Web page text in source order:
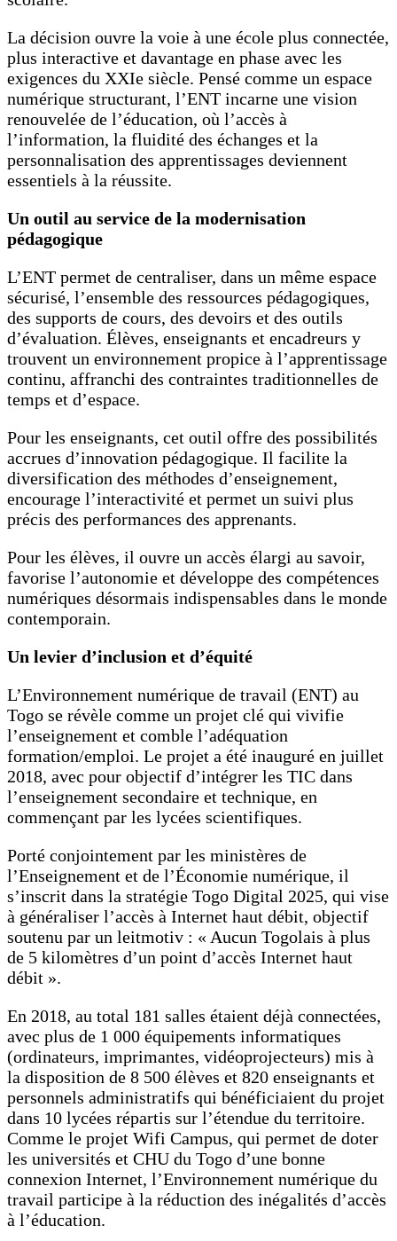
La décision ouvre la voie à une école plus connectée,
plus interactive et davantage en phase avec les
exigences du XXIe siècle. Pensé comme un espace
numérique structurant, l’ENT incarne une vision
renouvelée de l’éducation, où l’accès à
l’information, la fluidité des échanges et la
personnalisation des apprentissages deviennent
essentiels à la réussite.
Un outil au service de la modernisation
pédagogique
L’ENT permet de centraliser, dans un même espace
sécurisé, l’ensemble des ressources pédagogiques,
des supports de cours, des devoirs et des outils
d’évaluation. Élèves, enseignants et encadreurs y
trouvent un environnement propice à l’apprentissage
continu, affranchi des contraintes traditionnelles de
temps et d’espace.
Pour les enseignants, cet outil offre des possibilités
accrues d’innovation pédagogique. Il facilite la
diversification des méthodes d’enseignement,
encourage l’interactivité et permet un suivi plus
précis des performances des apprenants.
Pour les élèves, il ouvre un accès élargi au savoir,
favorise l’autonomie et développe des compétences
numériques désormais indispensables dans le monde
contemporain.
Un levier d’inclusion et d’équité
L’Environnement numérique de travail (ENT) au
Togo se révèle comme un projet clé qui vivifie
l’enseignement et comble l’adéquation
formation/emploi. Le projet a été inauguré en juillet
2018, avec pour objectif d’intégrer les TIC dans
l’enseignement secondaire et technique, en
commençant par les lycées scientifiques.
Porté conjointement par les ministères de
l’Enseignement et de l’Économie numérique, il
s’inscrit dans la stratégie Togo Digital 2025, qui vise
à généraliser l’accès à Internet haut débit, objectif
soutenu par un leitmotiv : « Aucun Togolais à plus
de 5 kilomètres d’un point d’accès Internet haut
débit ».
En 2018, au total 181 salles étaient déjà connectées,
avec plus de 1 000 équipements informatiques
(ordinateurs, imprimantes, vidéoprojecteurs) mis à
la disposition de 8 500 élèves et 820 enseignants et
personnels administratifs qui bénéficiaient du projet
dans 10 lycées répartis sur l’étendue du territoire.
Comme le projet Wifi Campus, qui permet de doter
les universités et CHU du Togo d’une bonne
connexion Internet, l’Environnement numérique du
travail participe à la réduction des inégalités d’accès
à l’éducation.